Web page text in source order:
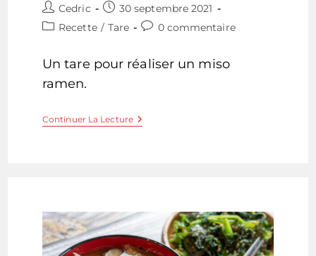
Auteur/autrice
de
Cedric
Publication
publiée :
30 septembre 2021
PostRecette / Tare
Commentaires
publication :
0 commentaire
Un tare pour réaliser un miso
ramen.
Continuer La LectureMiso